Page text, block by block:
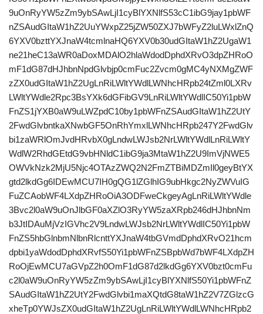
9uOnRyYW5zZm9ybSAwLjI1cyBlYXNlfS53cC1ibG9jay1pbWF
nZSAudGItaW1hZ2UuYWxpZ25jZW50ZXJ7bWFyZ2luLWxlZnQ
6YXV0bzttYXJnaW4tcmlnaHQ6YXV0b30udGItaW1hZ2UgaW1
ne21heC13aWR0aDoxMDAlO2hlaWdodDphdXRvO3dpZHRoO
mF1dG87dHJhbnNpdGlvbjp0cmFuc2Zvcm0gMC4yNXMgZWF
zZX0udGItaW1hZ2UgLnRiLWltYWdlLWNhcHRpb24tZml0LXRv
LWltYWdle2Rpc3BsYXk6dGFibGV9LnRiLWltYWdlIC50Yi1pbW
FnZS1jYXB0aW9uLWZpdC10by1pbWFnZSAudGItaW1hZ2UtY
2FwdGlvbntkaXNwbGF5OnRhYmxlLWNhcHRpb247Y2FwdGlv
bi1zaWRlOmJvdHRvbX0gLndwLWJsb2NrLWltYWdlLnRiLWltY
WdlW2RhdGEtdG9vbHNldC1ibG9ja3MtaW1hZ2U9ImVjNWE5
OWVkNzk2MjU5Njc4OTAzZWQ2N2FmZTBiMDZmIl0geyBtYX
gtd2lkdGg6IDEwMCU7IH0gQG1lZGlhIG9ubHkgc2NyZWVuIG
FuZCAobWF4LXdpZHRoOiA3ODFweCkgeyAgLnRiLWltYWdle
3Bvc2l0aW9uOnJlbGF0aXZlO3RyYW5zaXRpb246dHJhbnNm
b3JtIDAuMjVzIGVhc2V9LndwLWJsb2NrLWltYWdlIC50Yi1pbW
FnZS5hbGlnbmNlbnRlcnttYXJnaW4tbGVmdDphdXRvO21hcm
dpbi1yaWdodDphdXRvfS50Yi1pbWFnZSBpbWd7bWF4LXdpZH
RoOjEwMCU7aGVpZ2h0OmF1dG87d2lkdGg6YXV0bzt0cmFu
c2l0aW9uOnRyYW5zZm9ybSAwLjI1cyBlYXNlfS50Yi1pbWFnZ
SAudGItaW1hZ2UtY2FwdGlvbi1maXQtdG8taW1hZ2V7ZGlzcG
xheTp0YWJsZX0udGItaW1hZ2UgLnRiLWltYWdlLWNhcHRpb2